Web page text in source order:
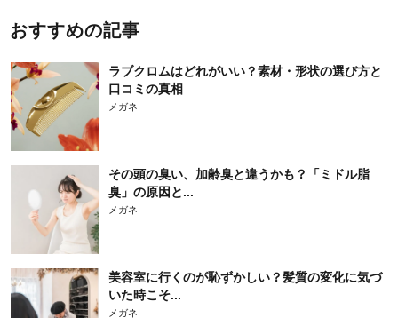
おすすめの記事
ラブクロムはどれがいい？素材・形状の選び方と
口コミの真相
メガネ
その頭の臭い、加齢臭と違うかも？「ミドル脂
臭」の原因と...
メガネ
美容室に行くのが恥ずかしい？髪質の変化に気づ
いた時こそ...
メガネ